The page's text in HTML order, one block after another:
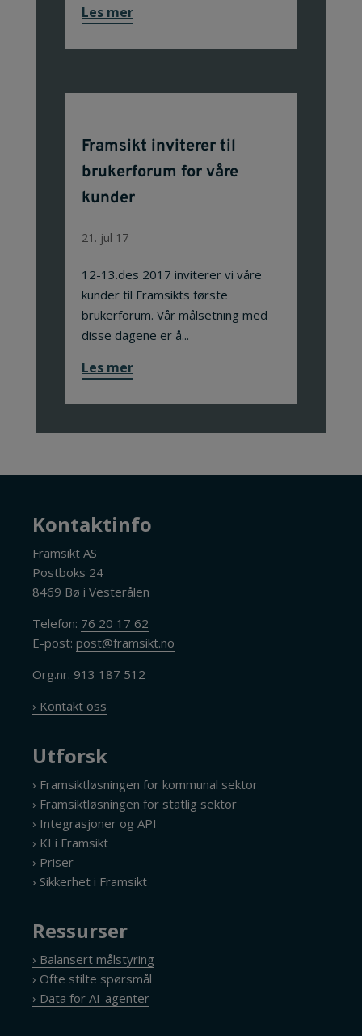
Les mer
Framsikt inviterer til
brukerforum for våre
kunder
21. jul 17
12-13.des 2017 inviterer vi våre
kunder til Framsikts første
brukerforum. Vår målsetning med
disse dagene er å...
Les mer
Kontaktinfo
Framsikt AS
Postboks 24
8469 Bø i Vesterålen
Telefon: 76 20 17 62
E-post:post@framsikt.no
Org.nr. 913 187 512
› Kontakt oss
Utforsk
› Framsiktløsningen for kommunal sektor
› Framsiktløsningen for statlig sektor
› Integrasjoner og API
› KI i Framsikt
› Priser
› Sikkerhet i Framsikt
Ressurser
› Balansert målstyring
› Ofte stilte spørsmål
› Data for AI-agenter